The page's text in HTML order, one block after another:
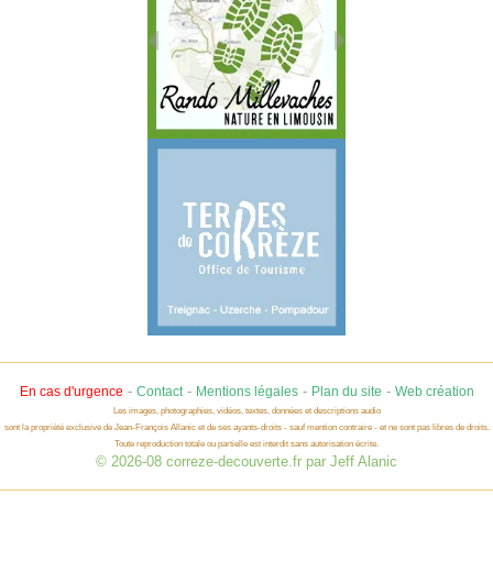
En cas d'urgence - Contact- Mentions légales- Plan du site - Web création
Les images, photographies, vidéos, textes, données et descriptions audio
sont la propriété exclusive de Jean-François Allanic et de ses ayants-droits - sauf mention contraire - et ne sont pas libres de droits.
Toute reproduction totale ou partielle est interdit sans autorisation écrite.
© 2026-08 correze-decouverte.fr par Jeff Alanic